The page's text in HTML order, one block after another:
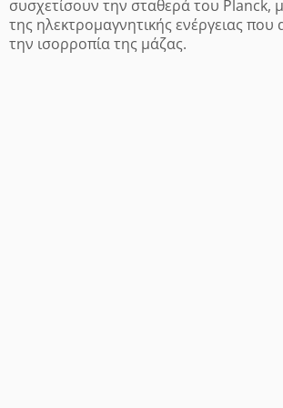
συσχετίσουν την σταθερά του Planck,
της ηλεκτρομαγνητικής ενέργειας που
την ισορροπία της μάζας.